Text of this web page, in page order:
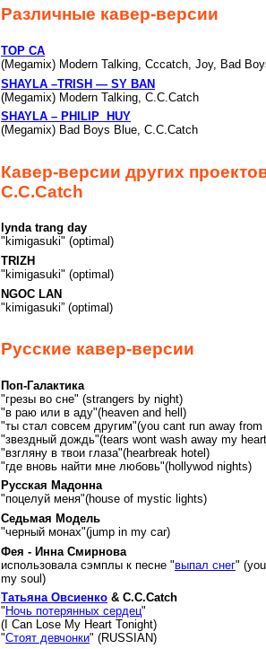
Различные кавер-версии
TOP CA
(Megamix) Modern Talking, Cccatch, Joy, Bad
SHAYLA –TRISH — SY BAN
(Megamix) Modern Talking, C.C.Catch
SHAYLA – PHILIP HUY
(Megamix) Bad Boys Blue, C.C.Catch
Кавер-версии других
C.C.Catch
lynda trang day
"kimigasuki" (optimal)
TRIZH
"kimigasuki" (optimal)
NGOC LAN
"kimigasuki” (optimal)
Русские кавер-версии
Поп-Галактика
"грезы во сне" (strangers by night)
"в раю или в аду"(heaven and hell)
"ты стал совсем другим"(you cant run away from
"звездный дождь"(tears wont wash away my
"взгляну в твои глаза"(hearbreak hotel)
"где вновь найти мне любовь"(hollywod nights)
Русская Мадонна
"поцелуй меня"(house of mystic lights)
Седьмая Модель
"черный монах"(jump in my car)
Фея - Инна Смирнова
использовала сэмплы к песне "выпал снег"
my soul)
Татьяна Овсиенко & C.C.Catch
" Ночь потерянных сердец"
(I Can Lose My Heart Tonight)
"Стоят девчонки" (RUSSIAN)